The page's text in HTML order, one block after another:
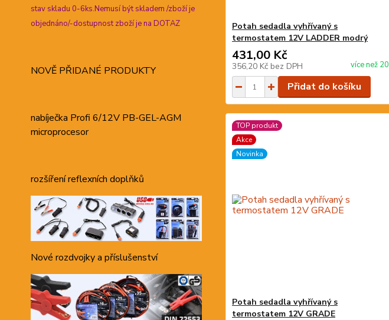
stav skladu 0-6ks.Nemusí být skladem /zboží je
objednáno/-dostupnost zboží je na DOTAZ
NOVĚ PŘIDANÉ PRODUKTY
nabíječka Profi 6/12V PB-GEL-AGM
microprocesor
rozšíření reflexních doplňků
Nové rozdvojky a příslušenství
Potah sedadla vyhřívaný s
termostatem 12V LADDER modrý
431,00 Kč
356,20 Kč bez DPH více než 20
Přidat do košíku
TOP produkt
Akce
Novinka
Potah sedadla vyhřívaný s
termostatem 12V GRADE